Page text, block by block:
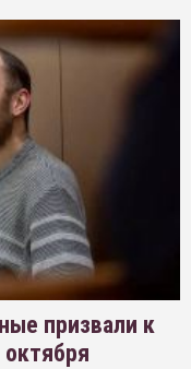
призвали к